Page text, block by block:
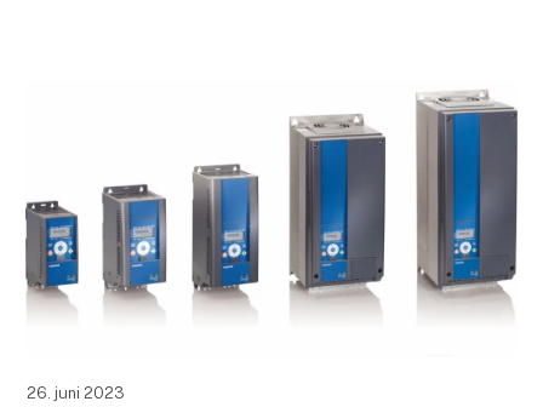
26. juni 2023